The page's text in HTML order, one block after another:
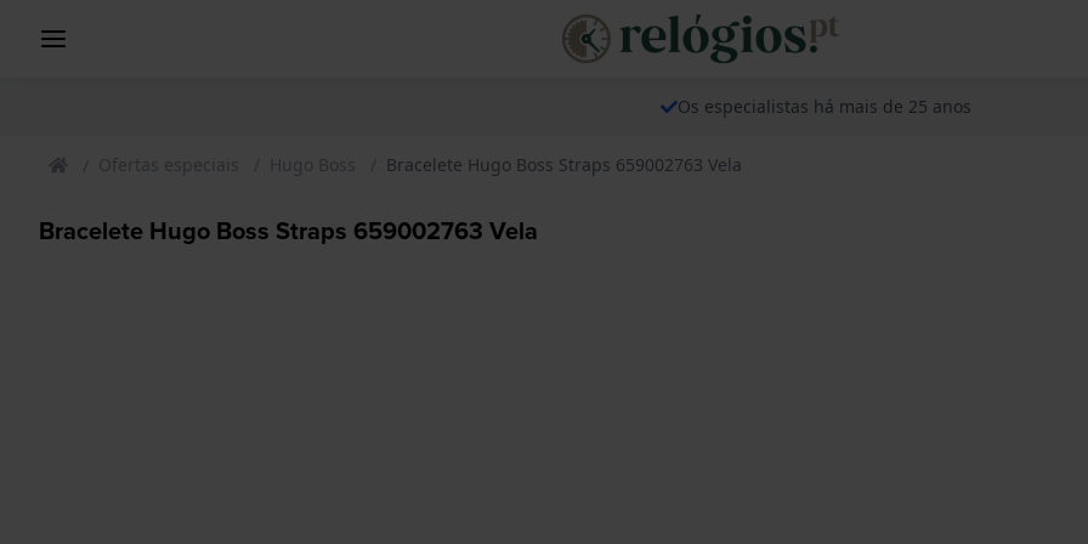
Os especialistas há mais de 25 anos
Ofertas especiais Hugo Boss Bracelete Hugo Boss Straps 659002763 Vela
Bracelete Hugo Boss Straps 659002763 Vela